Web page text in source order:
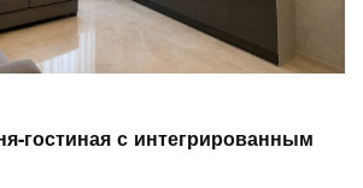
гостиная с интегрированным